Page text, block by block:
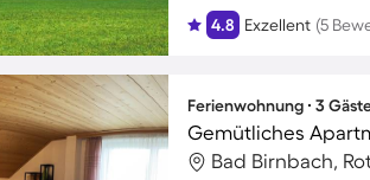
4.8 Exzellent (5
Ferienwohnung ∙ 3
Gemütliches
Bad Birnbach,